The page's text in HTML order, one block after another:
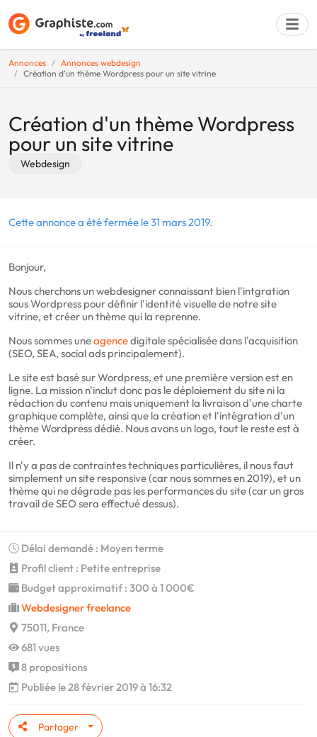
Annonces
Annonces webdesign
Création d'un thème Wordpress pour un site vitrine
Création d'un thème Wordpress
pour un site vitrine
Webdesign
Cette annonce a été fermée le 31 mars 2019.
Bonjour,
Nous cherchons un webdesigner connaissant bien l'intgration
sous Wordpress pour définir l'identité visuelle de notre site
vitrine, et créer un thème qui la reprenne.
Nous sommes uneagencedigitale spécialisée dans l'acquisition
(SEO, SEA, social ads principalement).
Le site est basé sur Wordpress, et une première version est en
ligne. La mission n'inclut donc pas le déploiement du site ni la
rédaction du contenu mais uniquement la livraison d'une charte
graphique complète, ainsi que la création et l'intégration d'un
thème Wordpress dédié. Nous avons un logo, tout le reste est à
créer.
Il n'y a pas de contraintes techniques particulières, il nous faut
simplement un site responsive (car nous sommes en 2019), et un
thème qui ne dégrade pas les performances du site (car un gros
travail de SEO sera effectué dessus).
Délai demandé : Moyen terme
Profil client : Petite entreprise
Budget approximatif : 300 à 1 000€
Webdesigner freelance
75011, France
681 vues
8 propositions
Publiée le 28 février 2019 à 16:32
Partager